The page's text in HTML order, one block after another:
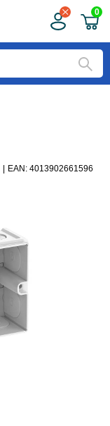
0
EAN: 4013902661596